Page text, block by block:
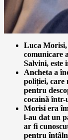
Luca Morisi,
comunicare
Salvini, este
Ancheta a
poliției, care
pentru
cocaină
Morisi era
l-au dat un
ar fi
pentru